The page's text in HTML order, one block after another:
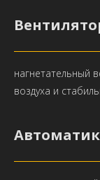
нагнетательный
воздуха и